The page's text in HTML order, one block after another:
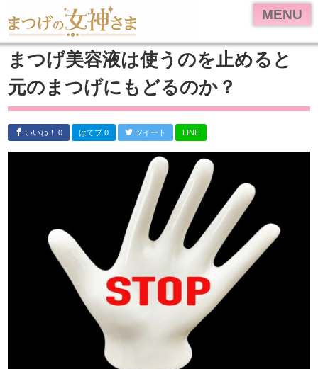
MENU
美容液ランキング
体験レビュー
リバイタラッシュ アドバンス
エマーキット
リバイブラッシュ
まつげ美容液は使うのを止めると
元のまつげにもどるのか？
いいね！ 0 はてブ 0 ツイート LINE